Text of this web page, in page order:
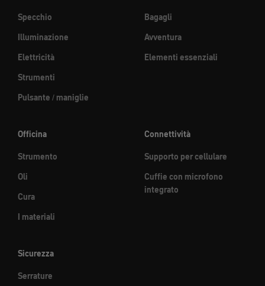
Specchio
Illuminazione
Elettricità
Strumenti
Pulsante / maniglie
Bagagli
Avventura
Elementi essenziali
Officina
Strumento
Oli
Cura
I materiali
Connettività
Supporto per cellulare
Cuffie con microfono
integrato
Sicurezza
Serrature